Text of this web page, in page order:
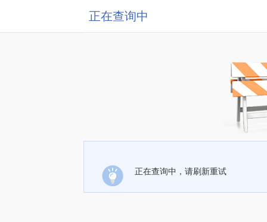
正在查询中
正在查询中，请刷新重试